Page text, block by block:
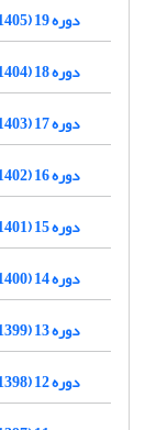
دوره 19 (1405)
دوره 18 (1404)
دوره 17 (1403)
دوره 16 (1402)
دوره 15 (1401)
دوره 14 (1400)
دوره 13 (1399)
دوره 12 (1398)